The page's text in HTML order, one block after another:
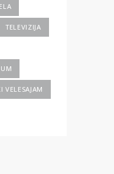
TELEVIZIJA
VELESAJAM